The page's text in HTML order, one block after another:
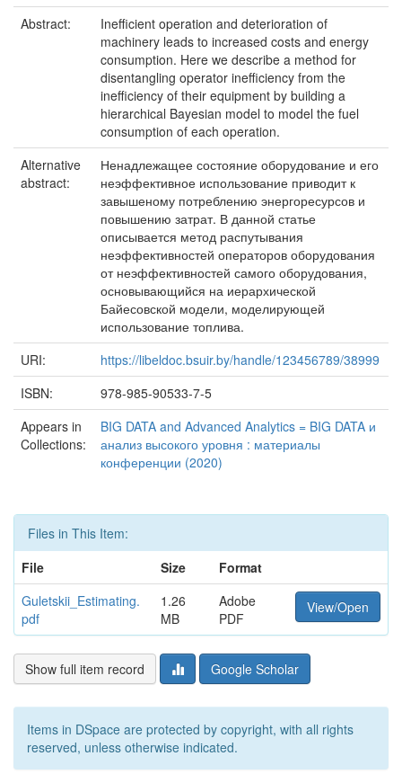
Abstract:
Inefficient operation and deterioration of
machinery leads to increased costs and energy
consumption. Here we describe a method for
disentangling operator inefficiency from the
inefficiency of their equipment by building a
hierarchical Bayesian model to model the fuel
consumption of each operation.
Alternative
abstract:
Ненадлежащее состояние оборудование и его
неэффективное использование приводит к
завышеному потреблению энергоресурсов и
повышению затрат. В данной статье
описывается метод распутывания
неэффективностей операторов оборудования
от неэффективностей самого оборудования,
основывающийся на иерархической
Байесовской модели, моделирующей
использование топлива.
URI:
https://libeldoc.bsuir.by/handle/123456789/38999
ISBN:
978-985-90533-7-5
Appears in
Collections:
BIG DATA and Advanced Analytics = BIG DATA и
анализ высокого уровня : материалы
конференции (2020)
Files in This Item:
File
Size
Format
Guletskii_Estimating.
pdf
1.26
MB
Adobe
PDF
View/Open
Show full item record Google Scholar
Items in DSpace are protected by copyright, with all rights
reserved, unless otherwise indicated.